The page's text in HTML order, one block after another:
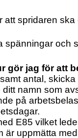
att spridaren
spänningar och
gör jag för att
antal,
namn som
på
E85 vilket
är uppmätta